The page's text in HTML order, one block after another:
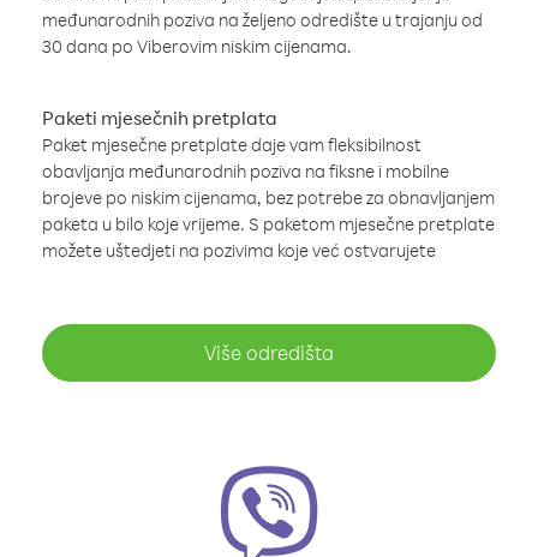
međunarodnih poziva na željeno odredište u trajanju od
30 dana po Viberovim niskim cijenama.
Paketi mjesečnih pretplata
Paket mjesečne pretplate daje vam fleksibilnost
obavljanja međunarodnih poziva na fiksne i mobilne
brojeve po niskim cijenama, bez potrebe za obnavljanjem
paketa u bilo koje vrijeme. S paketom mjesečne pretplate
možete uštedjeti na pozivima koje već ostvarujete
Više odredišta